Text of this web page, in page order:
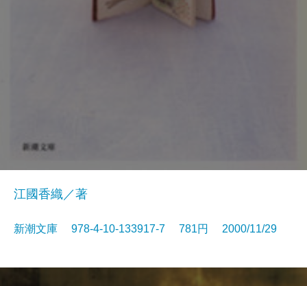
江國香織／著
新潮文庫 978-4-10-133917-7 781円 2000/11/29